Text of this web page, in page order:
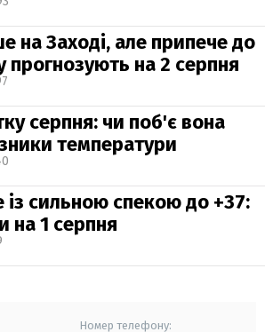
на Заході, але припече до
прогнозують на 2 серпня
серпня: чи поб'є вона
температури
із сильною спекою до +37:
на 1 серпня
Номер телефону: